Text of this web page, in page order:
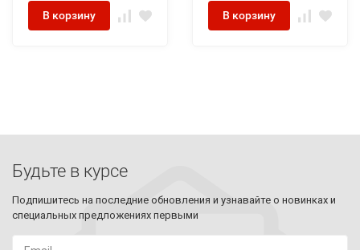
В корзину В корзину
Будьте в курсе
Подпишитесь на последние обновления и узнавайте о новинках и
специальных предложениях первыми